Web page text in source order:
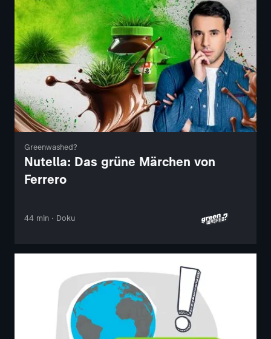
Greenwashed?
Nutella: Das grüne Märchen von
Ferrero
44 min · Doku